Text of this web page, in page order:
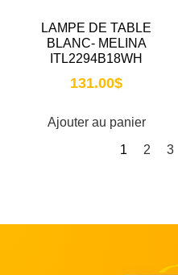
LAMPE DE TABLE
BLANC- MELINA
ITL2294B18WH
131.00$
Ajouter au panier
1 2 3